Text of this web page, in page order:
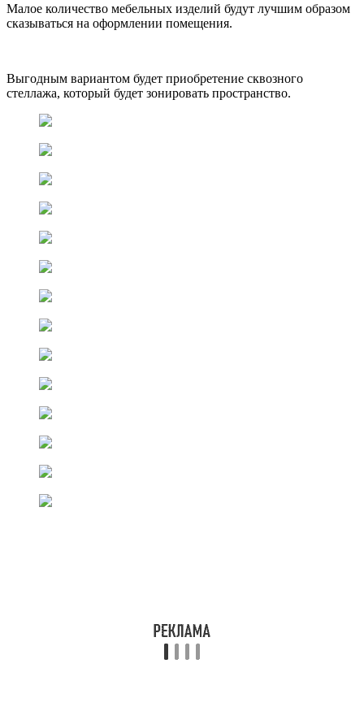
Малое количество мебельных изделий будут лучшим образом
сказываться на оформлении помещения.
Выгодным вариантом будет приобретение сквозного
стеллажа, который будет зонировать пространство.